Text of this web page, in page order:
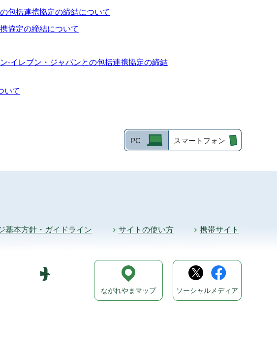
包括連携協定の締結について
協定の締結について
-イレブン・ジャパンとの包括連携協定の締結
いて
PC スマートフォン
基本方針・ガイドライン サイトの使い方 携帯サイト
ながれやまマップ ソーシャルメディア